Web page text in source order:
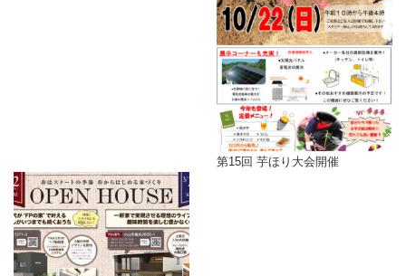
第15回 芋ほり大会開催